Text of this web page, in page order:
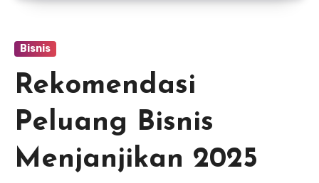
Bisnis
Rekomendasi
Peluang Bisnis
Menjanjikan 2025